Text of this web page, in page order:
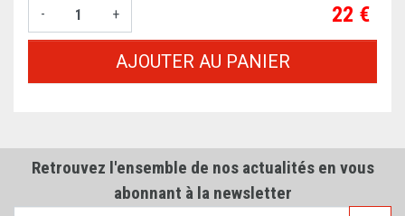
-
+ Prix
22 €
AJOUTER AU PANIER
Retrouvez l'ensemble de nos actualités en vous
abonnant à la newsletter